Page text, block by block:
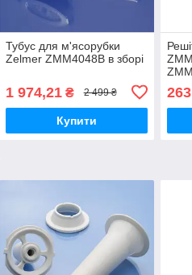
Тубус для м'ясорубки
Zelmer ZMM4048B в зборі
1 974,21₴ 2 499 ₴
Купити